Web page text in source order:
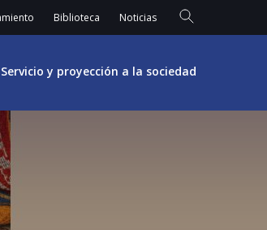
Biblioteca Noticias
Servicio y proyección a la sociedad